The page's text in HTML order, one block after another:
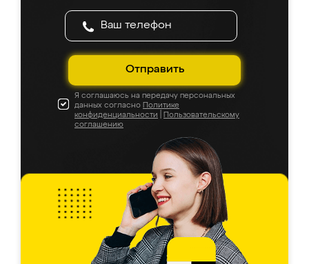
Отправить
Я соглашаюсь на передачу персональных
данных согласно Политике
конфиденциальности
Пользовательскому
соглашению